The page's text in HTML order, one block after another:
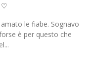
♡
le fiabe. Sognavo
è per questo che